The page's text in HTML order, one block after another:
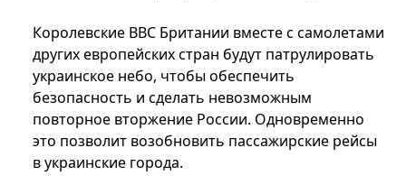
Королевские ВВС Британии вместе с самолетами
других европейских стран будут патрулировать
украинское небо, чтобы обеспечить
безопасность и сделать невозможным
повторное вторжение России. Одновременно
это позволит возобновить пассажирские рейсы
в украинские города.